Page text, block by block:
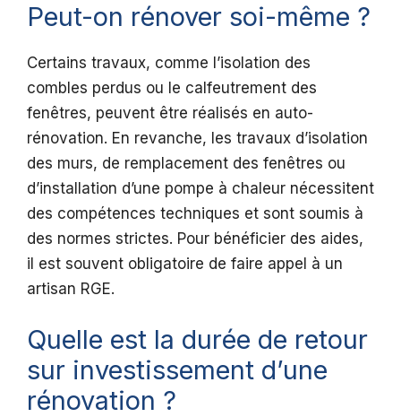
Peut-on rénover soi-même ?
Certains travaux, comme l’isolation des
combles perdus ou le calfeutrement des
fenêtres, peuvent être réalisés en auto-
rénovation. En revanche, les travaux d’isolation
des murs, de remplacement des fenêtres ou
d’installation d’une pompe à chaleur nécessitent
des compétences techniques et sont soumis à
des normes strictes. Pour bénéficier des aides,
il est souvent obligatoire de faire appel à un
artisan RGE.
Quelle est la durée de retour
sur investissement d’une
rénovation ?